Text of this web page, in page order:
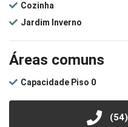
Cozinha
Jardim Inverno
Áreas comuns
Capacidade Piso 0